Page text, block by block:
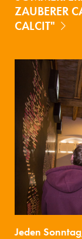
ZAUBERER
CALCIT"
Jeden